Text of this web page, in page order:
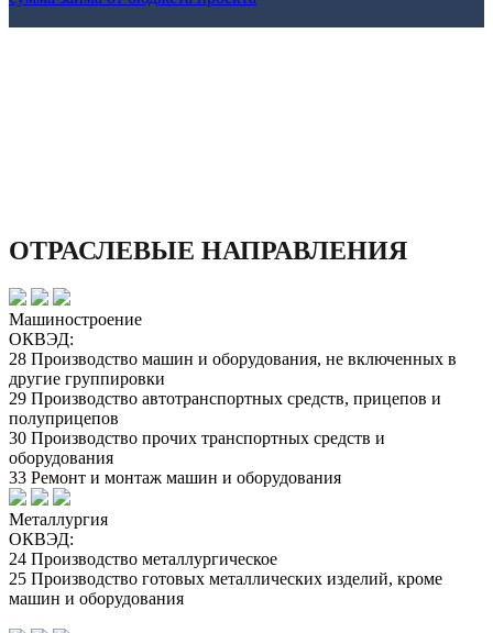
ОТРАСЛЕВЫЕ НАПРАВЛЕНИЯ
Машиностроение
ОКВЭД:
28 Производство машин и оборудования, не включенных в
другие группировки
29 Производство автотранспортных средств, прицепов и
полуприцепов
30 Производство прочих транспортных средств и
оборудования
33 Ремонт и монтаж машин и оборудования
Металлургия
ОКВЭД:
24 Производство металлургическое
25 Производство готовых металлических изделий, кроме
машин и оборудования